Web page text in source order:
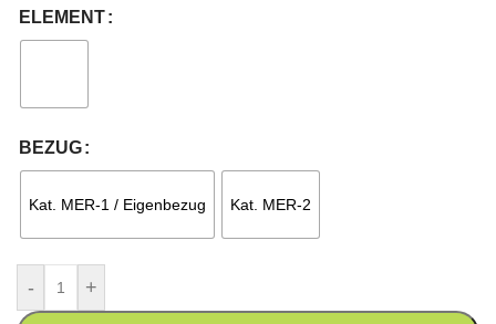
ELEMENT
BEZUG
Kat. MER-1 / Eigenbezug Kat. MER-2
- +